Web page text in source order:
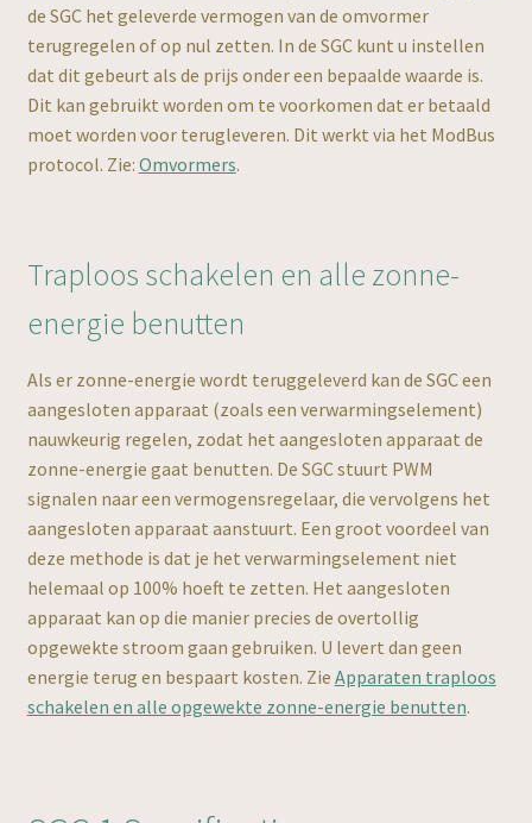
de SGC het geleverde vermogen van de omvormer
terugregelen of op nul zetten. In de SGC kunt u instellen
dat dit gebeurt als de prijs onder een bepaalde waarde is.
Dit kan gebruikt worden om te voorkomen dat er betaald
moet worden voor terugleveren. Dit werkt via het ModBus
protocol. Zie: Omvormers.
Traploos schakelen en alle zonne-
energie benutten
Als er zonne-energie wordt teruggeleverd kan de SGC een
aangesloten apparaat (zoals een verwarmingselement)
nauwkeurig regelen, zodat het aangesloten apparaat de
zonne-energie gaat benutten. De SGC stuurt PWM
signalen naar een vermogensregelaar, die vervolgens het
aangesloten apparaat aanstuurt. Een groot voordeel van
deze methode is dat je het verwarmingselement niet
helemaal op 100% hoeft te zetten. Het aangesloten
apparaat kan op die manier precies de overtollig
opgewekte stroom gaan gebruiken. U levert dan geen
energie terug en bespaart kosten. Zie Apparaten traploos
schakelen en alle opgewekte zonne-energie benutten.